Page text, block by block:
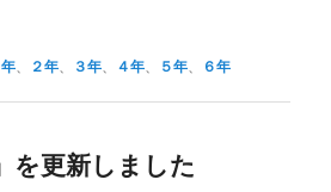
２年 ３年 ４年 ５年 ６年
を更新しました